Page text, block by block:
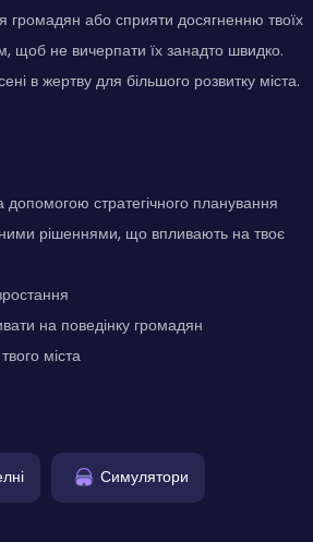
громадян або сприяти досягненню твоїх
щоб не вичерпати їх занадто швидко.
в жертву для більшого розвитку міста.
стратегічного планування
рішеннями, що впливають на твоє
на поведінку громадян
міста
Симулятори